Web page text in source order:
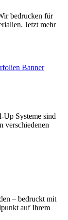
bedrucken für
Jetzt mehr
Banner
Systeme sind
verschiedenen
– bedruckt mit
auf Ihrem